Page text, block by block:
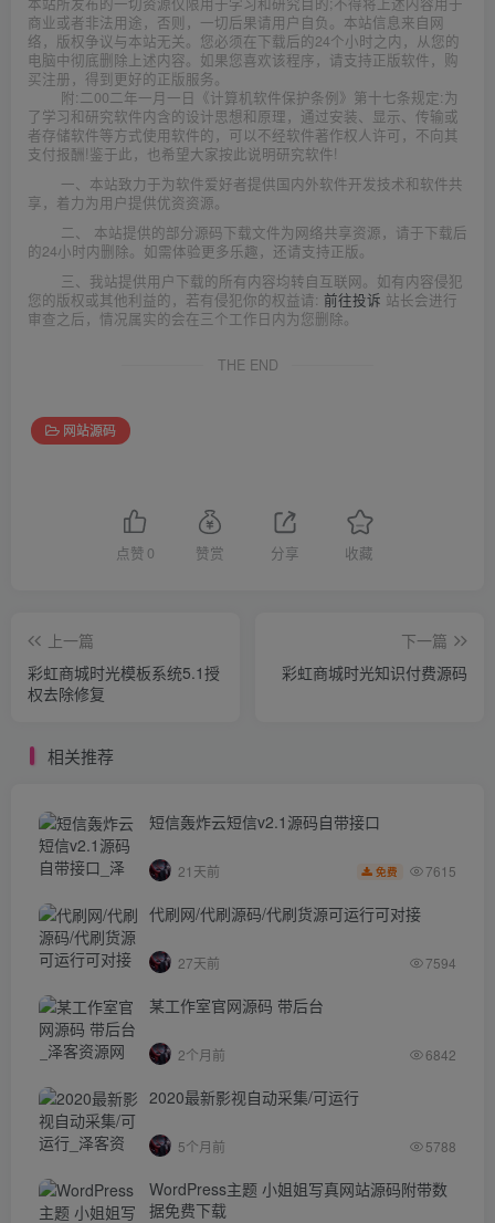
商业或者非法用途，否则，一切后果请用户自负。本站信息来自网
络，版权争议与本站无关。您必须在下载后的24个小时之内，从您的
电脑中彻底删除上述内容。如果您喜欢该程序，请支持正版软件，购
买注册，得到更好的正版服务。
附:二00二年一月一日《计算机软件保护条例》第十七条规定:为
了学习和研究软件内含的设计思想和原理，通过安装、显示、传输或
者存储软件等方式使用软件的，可以不经软件著作权人许可，不向其
支付报酬!鉴于此，也希望大家按此说明研究软件!
一、本站致力于为软件爱好者提供国内外软件开发技术和软件共
享，着力为用户提供优资资源。
二、 本站提供的部分源码下载文件为网络共享资源，请于下载后
的24小时内删除。如需体验更多乐趣，还请支持正版。
三、我站提供用户下载的所有内容均转自互联网。如有内容侵犯
您的版权或其他利益的，若有侵犯你的权益请: 前往投诉 站长会进行
审查之后，情况属实的会在三个工作日内为您删除。
THE END
网站源码
点赞 0 赞赏 分享 收藏
上一篇
彩虹商城时光模板系统5.1授
权去除修复
下一篇
彩虹商城时光知识付费源码
相关推荐
短信轰炸云短信v2.1源码自带接口
21天前 免费 7615
代刷网/代刷源码/代刷货源可运行可对接
27天前 7594
某工作室官网源码 带后台
2个月前 6842
2020最新影视自动采集/可运行
5个月前 5788
WordPress主题 小姐姐写真网站源码附带数
据免费下载